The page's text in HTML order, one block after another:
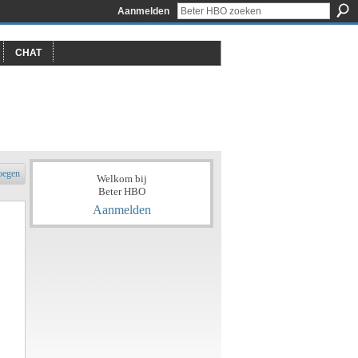
Aanmelden
CHAT
Welkom bij
Beter HBO
Aanmelden